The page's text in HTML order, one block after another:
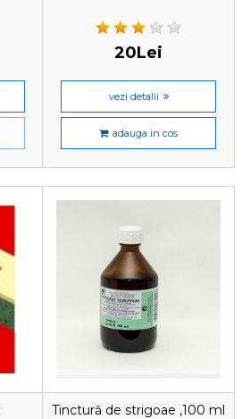
20Lei
vezi detalii
adauga in cos
Tinctură de strigoae ,100 ml